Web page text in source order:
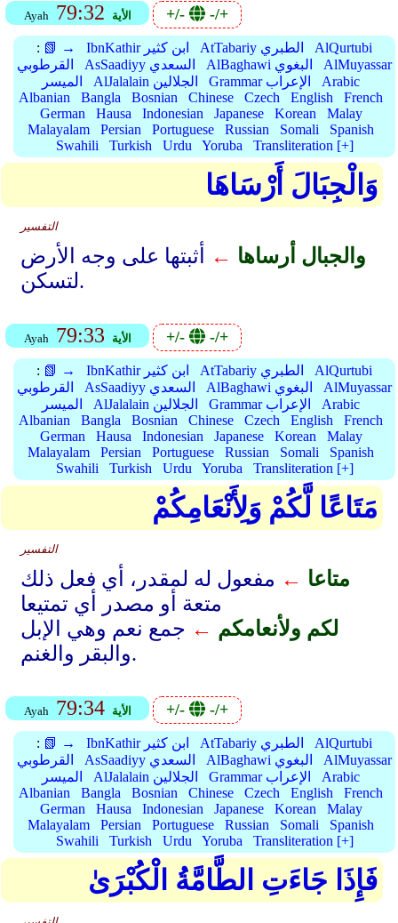
Ayah 79:32 الأية +/- -/+
: 📗 → IbnKathir ابن كثير AtTabariy الطبري
AlQurtubi
القرطوبي
AsSaadiyy السعدي AlBaghawi البغوي
AlMuyassar
الميسر
AlJalalain الجلالين Grammar الإعراب
Arabic
Albanian
Bangla Bosnian Chinese Czech English
French
German
Hausa Indonesian Japanese Korean
Malay
Malayalam
Persian Portuguese Russian Somali
Spanish
Swahili
Turkish Urdu Yoruba Transliteration [+]
وَالْجِبَالَ أَرْسَاهَا
التفسير
والجبال أرساها ←
أثبتها على وجه الأرض
لتسكن.
Ayah 79:33 الأية +/- -/+
: 📗 → IbnKathir ابن كثير AtTabariy الطبري
AlQurtubi
القرطوبي
AsSaadiyy السعدي AlBaghawi البغوي
AlMuyassar
الميسر
AlJalalain الجلالين Grammar الإعراب
Arabic
Albanian
Bangla Bosnian Chinese Czech English
French
German
Hausa Indonesian Japanese Korean
Malay
Malayalam
Persian Portuguese Russian Somali
Spanish
Swahili
Turkish Urdu Yoruba Transliteration [+]
مَتَاعًا لَّكُمْ وَلِأَنْعَامِكُمْ
التفسير
متاعا ← مفعول له لمقدر، أي فعل ذلك
متعة أو مصدر أي تمتيعا
لكم ولأنعامكم ← جمع نعم وهي الإبل
والبقر والغنم.
Ayah 79:34 الأية +/- -/+
: 📗 → IbnKathir ابن كثير AtTabariy الطبري
AlQurtubi
القرطوبي
AsSaadiyy السعدي AlBaghawi البغوي
AlMuyassar
الميسر
AlJalalain الجلالين Grammar الإعراب
Arabic
Albanian
Bangla Bosnian Chinese Czech English
French
German
Hausa Indonesian Japanese Korean
Malay
Malayalam
Persian Portuguese Russian Somali
Spanish
Swahili
Turkish Urdu Yoruba Transliteration [+]
فَإِذَا جَاءَتِ الطَّامَّةُ الْكُبْرَىٰ